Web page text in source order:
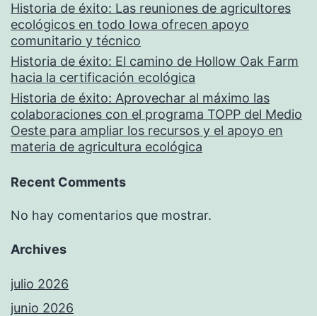
Historia de éxito: Las reuniones de agricultores
ecológicos en todo Iowa ofrecen apoyo
comunitario y técnico
Historia de éxito: El camino de Hollow Oak Farm
hacia la certificación ecológica
Historia de éxito: Aprovechar al máximo las
colaboraciones con el programa TOPP del Medio
Oeste para ampliar los recursos y el apoyo en
materia de agricultura ecológica
Recent Comments
No hay comentarios que mostrar.
Archives
julio 2026
junio 2026